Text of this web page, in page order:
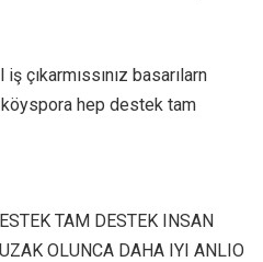
çıkarmıssınız basarılarn
hep destek tam
TAM DESTEK INSAN
OLUNCA DAHA IYI ANLIO